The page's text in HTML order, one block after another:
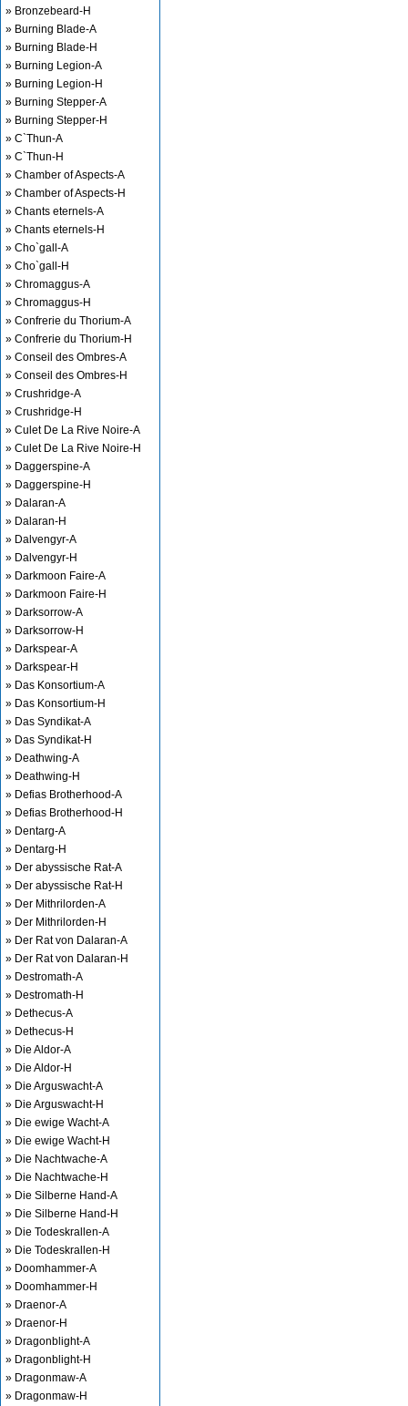
» Bronzebeard-H
» Burning Blade-A
» Burning Blade-H
» Burning Legion-A
» Burning Legion-H
» Burning Stepper-A
» Burning Stepper-H
» C`Thun-A
» C`Thun-H
» Chamber of Aspects-A
» Chamber of Aspects-H
» Chants eternels-A
» Chants eternels-H
» Cho`gall-A
» Cho`gall-H
» Chromaggus-A
» Chromaggus-H
» Confrerie du Thorium-A
» Confrerie du Thorium-H
» Conseil des Ombres-A
» Conseil des Ombres-H
» Crushridge-A
» Crushridge-H
» Culet De La Rive Noire-A
» Culet De La Rive Noire-H
» Daggerspine-A
» Daggerspine-H
» Dalaran-A
» Dalaran-H
» Dalvengyr-A
» Dalvengyr-H
» Darkmoon Faire-A
» Darkmoon Faire-H
» Darksorrow-A
» Darksorrow-H
» Darkspear-A
» Darkspear-H
» Das Konsortium-A
» Das Konsortium-H
» Das Syndikat-A
» Das Syndikat-H
» Deathwing-A
» Deathwing-H
» Defias Brotherhood-A
» Defias Brotherhood-H
» Dentarg-A
» Dentarg-H
» Der abyssische Rat-A
» Der abyssische Rat-H
» Der Mithrilorden-A
» Der Mithrilorden-H
» Der Rat von Dalaran-A
» Der Rat von Dalaran-H
» Destromath-A
» Destromath-H
» Dethecus-A
» Dethecus-H
» Die Aldor-A
» Die Aldor-H
» Die Arguswacht-A
» Die Arguswacht-H
» Die ewige Wacht-A
» Die ewige Wacht-H
» Die Nachtwache-A
» Die Nachtwache-H
» Die Silberne Hand-A
» Die Silberne Hand-H
» Die Todeskrallen-A
» Die Todeskrallen-H
» Doomhammer-A
» Doomhammer-H
» Draenor-A
» Draenor-H
» Dragonblight-A
» Dragonblight-H
» Dragonmaw-A
» Dragonmaw-H